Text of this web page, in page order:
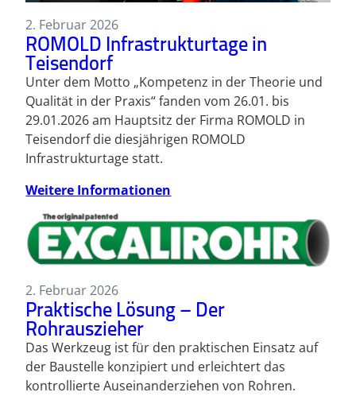
2. Februar 2026
ROMOLD Infrastrukturtage in
Teisendorf
Unter dem Motto „Kompetenz in der Theorie und
Qualität in der Praxis“ fanden vom 26.01. bis
29.01.2026 am Hauptsitz der Firma ROMOLD in
Teisendorf die diesjährigen ROMOLD
Infrastrukturtage statt.
Weitere Informationen
2. Februar 2026
Praktische Lösung – Der
Rohrauszieher
Das Werkzeug ist für den praktischen Einsatz auf
der Baustelle konzipiert und erleichtert das
kontrollierte Auseinanderziehen von Rohren.